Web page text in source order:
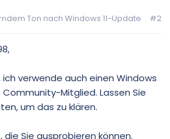
Ton nach Windows 11-Update
#2
verwende auch einen Windows
Community-Mitglied. Lassen Sie
um das zu klären.
die Sie ausprobieren können.